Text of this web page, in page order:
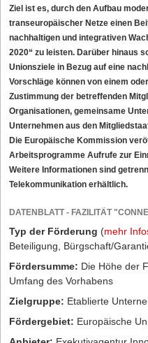
Ziel ist es, durch den Aufbau
transeuropäischer Netze einen
nachhaltigen und integrativen
2020“ zu leisten. Darüber hinaus
Unionsziele in Bezug auf eine
Vorschläge können von einem
Zustimmung der betreffenden
Organisationen, gemeinsame
Unternehmen aus den
Die Europäische Kommission
Arbeitsprogramme Aufrufe zur
Weitere Informationen sind
Telekommunikation erhältlich.
DATENBLATT - FAZILITÄT
Typ der Förderung (mehr
Beteiligung, Bürgschaft/
Fördersumme: Die Höhe der
Umfang des Vorhabens
Zielgruppe: Etablierte
Fördergebiet: Europäische